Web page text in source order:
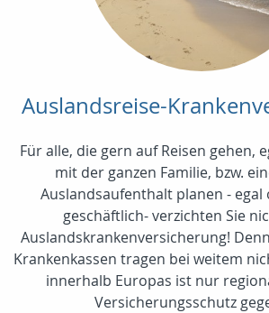
Auslandsreise-
Für alle, die gern auf Reisen gehen,
mit der ganzen Familie, bzw.
Auslandsaufenthalt planen -
geschäftlich- verzichten Sie
Auslandskrankenversicherung!
Krankenkassen tragen bei weitem
innerhalb Europas ist nur
Versicherungsschutz